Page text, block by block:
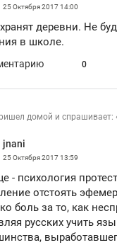
25 Октября 201714:00
деревни. Не
в школе.
0
домой и спрашивает:
jnani
25 Октября 201713:59
- психология
отстоять
боль за то, как
русских учить